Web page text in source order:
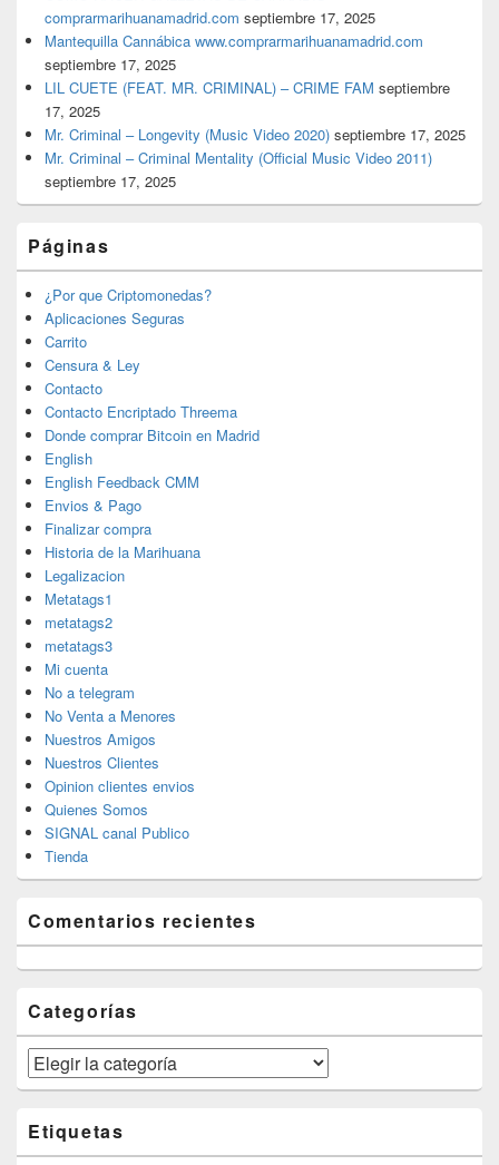
comprarmarihuanamadrid.com septiembre 17, 2025
Mantequilla Cannábica www.comprarmarihuanamadrid.com
septiembre 17, 2025
LIL CUETE (FEAT. MR. CRIMINAL) – CRIME FAM septiembre
17, 2025
Mr. Criminal – Longevity (Music Video 2020) septiembre 17, 2025
Mr. Criminal – Criminal Mentality (Official Music Video 2011)
septiembre 17, 2025
Páginas
¿Por que Criptomonedas?
Aplicaciones Seguras
Carrito
Censura & Ley
Contacto
Contacto Encriptado Threema
Donde comprar Bitcoin en Madrid
English
English Feedback CMM
Envios & Pago
Finalizar compra
Historia de la Marihuana
Legalizacion
Metatags1
metatags2
metatags3
Mi cuenta
No a telegram
No Venta a Menores
Nuestros Amigos
Nuestros Clientes
Opinion clientes envios
Quienes Somos
SIGNAL canal Publico
Tienda
Comentarios recientes
Categorías
Categorías
Etiquetas